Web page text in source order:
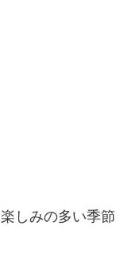
楽しみの多い季